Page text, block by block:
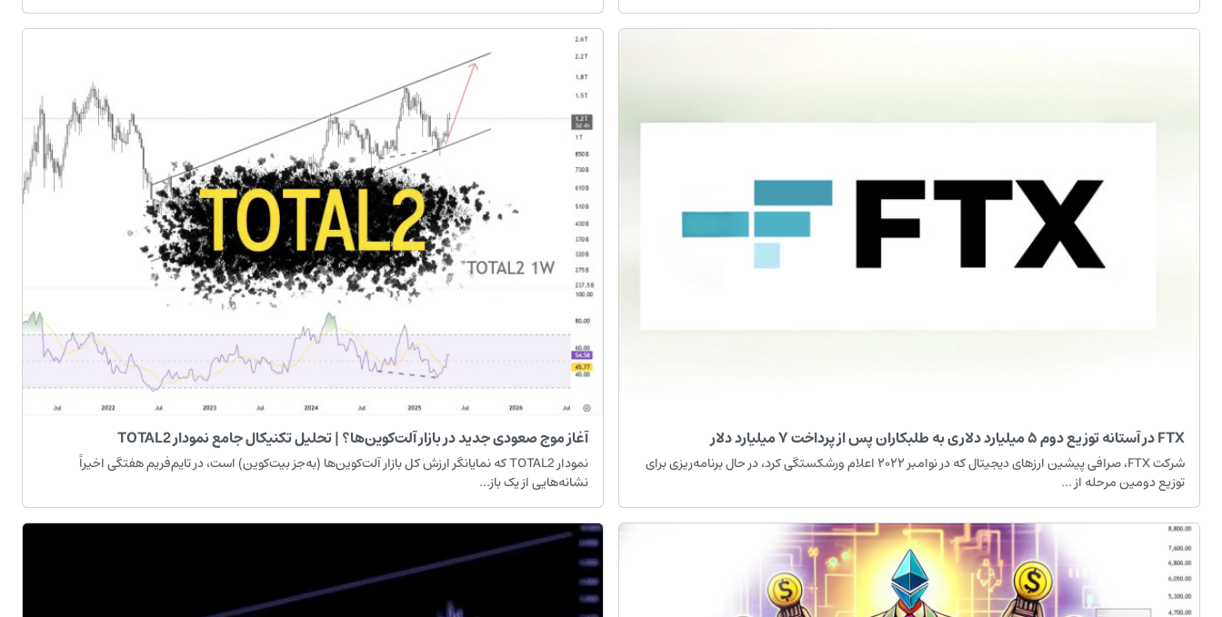
FTX در آستانه توزیع دوم ۵ میلیارد دلاری به طلبکاران پس از پرداخت ۷ میلیارد دلار
شرکت FTX، صرافی پیشین ارزهای دیجیتال که در نوامبر ۲۰۲۲ اعلام ورشکستگی کرد، در حال برنامه‌ریزی برای
توزیع دومین مرحله از ...
آغاز موج صعودی جدید در بازار آلت‌کوین‌ها؟ | تحلیل تکنیکال جامع نمودار TOTAL2
نمودار TOTAL2 که نمایانگر ارزش کل بازار آلت‌کوین‌ها (به‌جز بیت‌کوین) است، در تایم‌فریم هفتگی اخیراً
نشانه‌هایی از یک باز...